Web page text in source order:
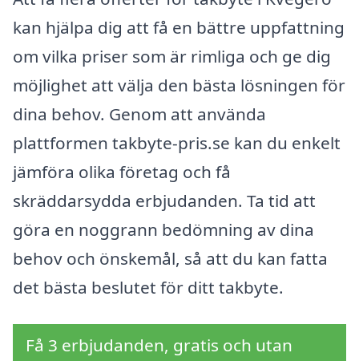
kan hjälpa dig att få en bättre uppfattning
om vilka priser som är rimliga och ge dig
möjlighet att välja den bästa lösningen för
dina behov. Genom att använda
plattformen takbyte-pris.se kan du enkelt
jämföra olika företag och få
skräddarsydda erbjudanden. Ta tid att
göra en noggrann bedömning av dina
behov och önskemål, så att du kan fatta
det bästa beslutet för ditt takbyte.
Få 3 erbjudanden, gratis och utan